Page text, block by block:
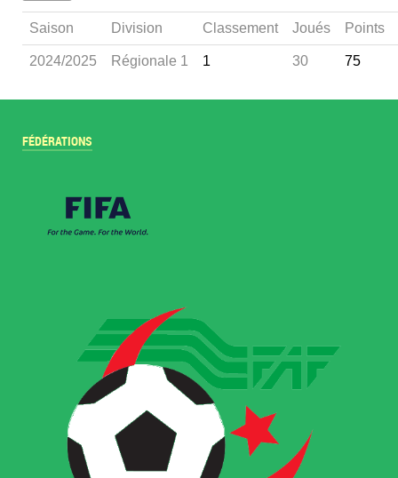
Saison Division Classement Joués Points
2024/2025 Régionale 1 1 30 75
FÉDÉRATIONS